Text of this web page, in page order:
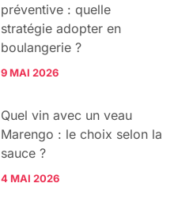
préventive : quelle
stratégie adopter en
boulangerie ?
9 MAI 2026
Quel vin avec un veau
Marengo : le choix selon la
sauce ?
4 MAI 2026